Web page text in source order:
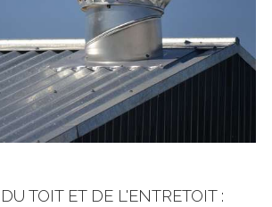
TOIT ET DE L'ENTRETOIT :